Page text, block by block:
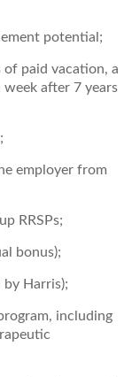
potential;
paid vacation, a
after 7 years
employer from
RRSPs;
bonus);
Harris);
including